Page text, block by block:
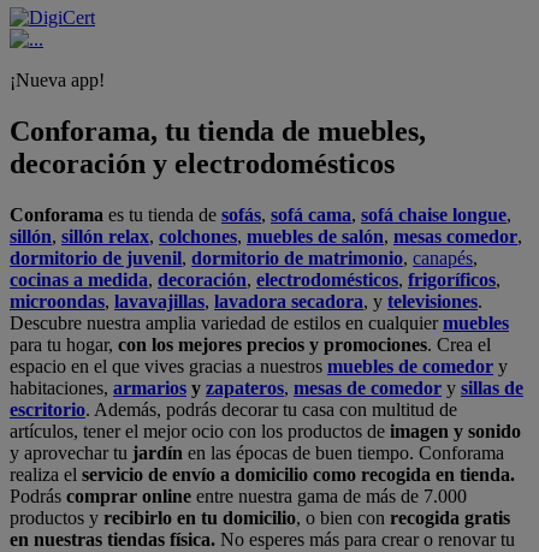
¡Nueva app!
Conforama, tu tienda de muebles,
decoración y electrodomésticos
Conforama es tu tienda de sofás, sofá cama, sofá chaise longue,
sillón, sillón relax, colchones, muebles de salón, mesas comedor,
dormitorio de juvenil, dormitorio de matrimonio, canapés,
cocinas a medida, decoración, electrodomésticos, frigoríficos,
microondas, lavavajillas, lavadora secadora, y televisiones.
Descubre nuestra amplia variedad de estilos en cualquiermuebles
para tu hogar, con los mejores precios y promociones. Crea el
espacio en el que vives gracias a nuestros muebles de comedor y
habitaciones, armarios y zapateros, mesas de comedor y sillas de
escritorio. Además, podrás decorar tu casa con multitud de
artículos, tener el mejor ocio con los productos de imagen y sonido
y aprovechar tu jardín en las épocas de buen tiempo. Conforama
realiza el servicio de envío a domicilio como recogida en tienda.
Podrás comprar online entre nuestra gama de más de 7.000
productos y recibirlo en tu domicilio, o bien con recogida gratis
en nuestras tiendas física. No esperes más para crear o renovar tu